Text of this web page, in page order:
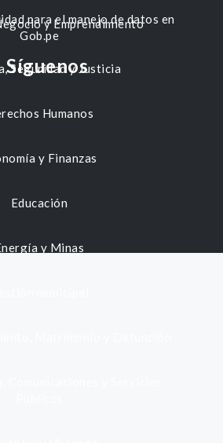
y Emprendimiento
Seguridad y Justicia
Humanos
y Finanzas
Educación
y Minas
para el manejo de datos en
Gob.pe
Síguenos